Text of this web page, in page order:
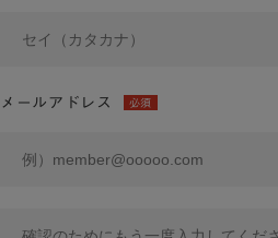
メールアドレス 必須